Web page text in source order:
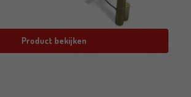
Product bekijken